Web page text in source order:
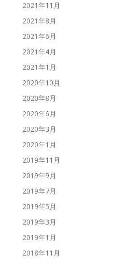
2021年11月
2021年8月
2021年6月
2021年4月
2021年1月
2020年10月
2020年8月
2020年6月
2020年3月
2020年1月
2019年11月
2019年9月
2019年7月
2019年5月
2019年3月
2019年1月
2018年11月